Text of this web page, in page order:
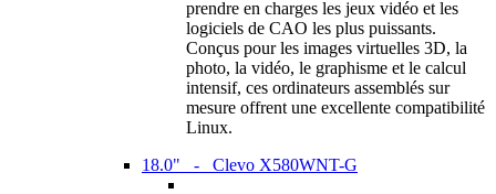
prendre en charges les jeux vidéo et les
logiciels de CAO les plus puissants.
Conçus pour les images virtuelles 3D, la
photo, la vidéo, le graphisme et le calcul
intensif, ces ordinateurs assemblés sur
mesure offrent une excellente compatibilité
Linux.
18.0" - Clevo X580WNT-G